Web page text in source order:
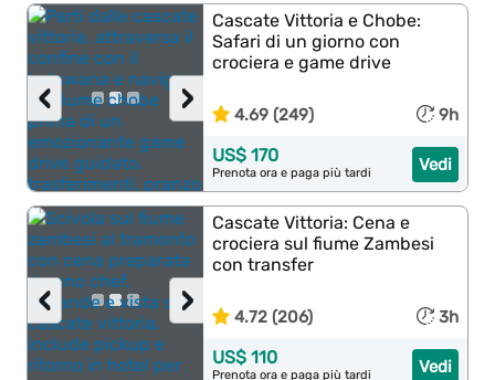
›
‹
Cascate Vittoria e Chobe:
Safari di un giorno con
crociera e game drive
4.69 (249) 9h
Vedi
US$ 170
Prenota ora e paga più tardi
›
‹
Cascate Vittoria: Cena e
crociera sul fiume Zambesi
con transfer
4.72 (206) 3h
Vedi
US$ 110
Prenota ora e paga più tardi